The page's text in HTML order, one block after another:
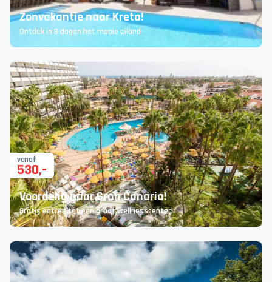
Zonvakantie naar Kreta!
Ontdek in 8 dagen het mooie eiland
vanaf
530,-
Voordelig naar Gran Canaria!
Gratis entree tot een groot wellnesscenter!